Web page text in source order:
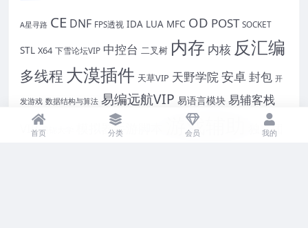
A星寻路 CE DNF FPS透视 IDA LUA MFC OD POST SOCKET
STL X64 下雪论坛VIP 中控台 二叉树 内存 内核 反汇编
多线程 大漠插件 天草VIP 天野学院安卓封包 开
发游戏 数据结构与算法 易编远航VIP 易语言模块 易辅客栈
VIP 易锦大学 模拟器手游脚本 游戏辅助
独立团
首页 分类 会员 我的